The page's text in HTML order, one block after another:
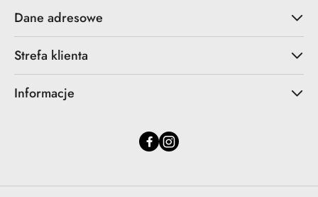
Dane adresowe
Strefa klienta
Informacje